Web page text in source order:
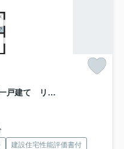
さいたま市見沼区御蔵第3 新築一戸建て リーブルガーデン 01
建設住宅性能評価書付